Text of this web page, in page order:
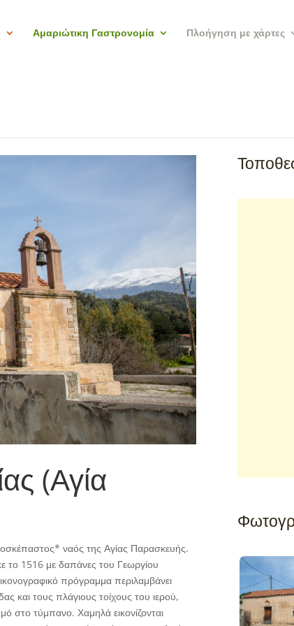
Αμαριώτικη Γαστρονομία Πλοήγηση με χάρτες
(Αγία
ναός της Αγίας Παρασκευής.
το 1516 με δαπάνες του Γεωργίου
πρόγραμμα περιλαμβάνει
και τους πλάγιους τοίχους του ιερού,
στο τύμπανο. Χαμηλά εικονίζονται